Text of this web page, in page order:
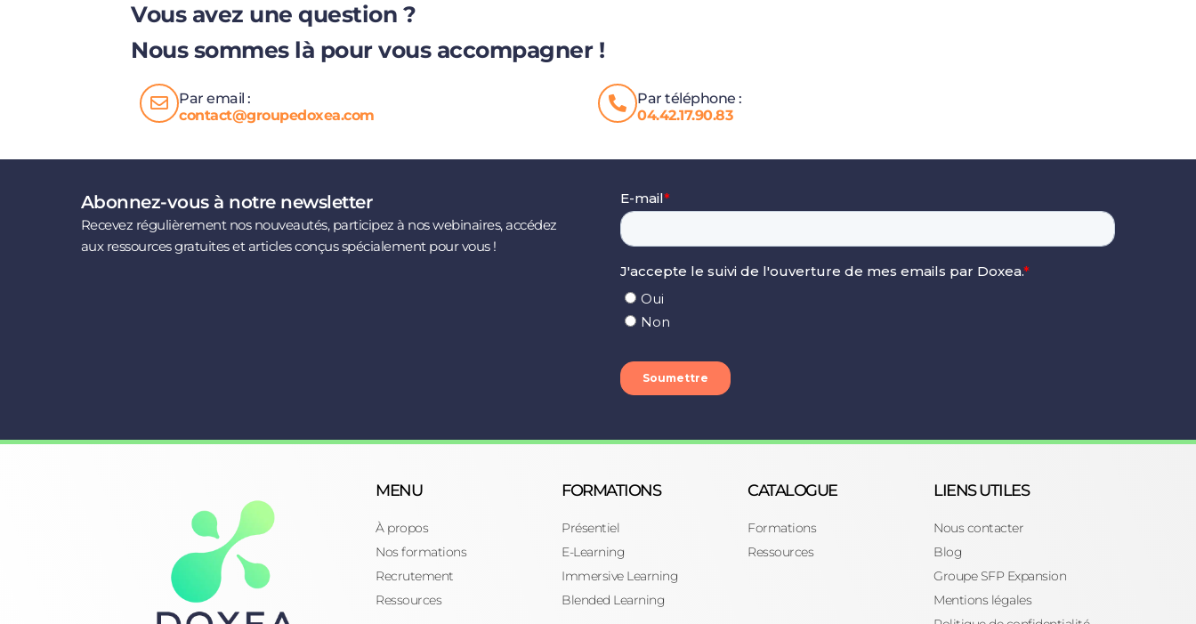
Vous avez une question ?
Nous sommes là pour vous accompagner !
Par email :
contact@groupedoxea.com
Par téléphone :
04.42.17.90.83
Abonnez-vous à notre newsletter
Recevez régulièrement nos nouveautés, participez à nos webinaires, accédez
aux ressources gratuites et articles conçus spécialement pour vous !
MENU
À propos
Nos formations
Recrutement
Ressources
FORMATIONS
Présentiel
E-Learning
Immersive Learning
Blended Learning
CATALOGUE
Formations
Ressources
LIENS UTILES
Nous contacter
Blog
Groupe SFP Expansion
Mentions légales